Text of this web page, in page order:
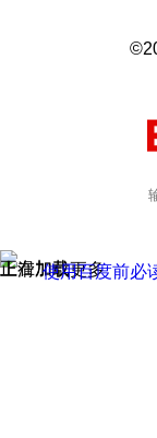
正在加载
上滑加载更多
使用百度前必